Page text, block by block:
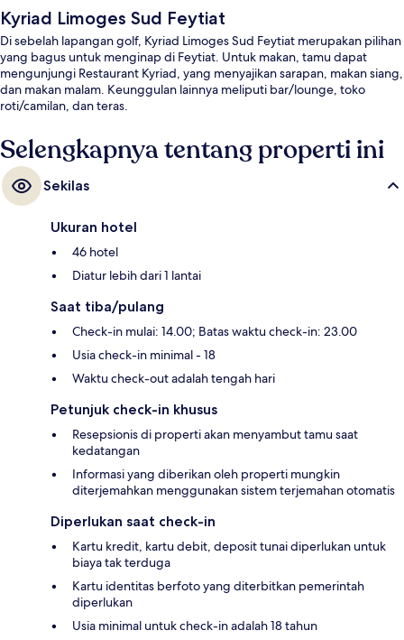
Kyriad Limoges Sud Feytiat
Di sebelah lapangan golf, Kyriad Limoges Sud Feytiat merupakan pilihan
yang bagus untuk menginap di Feytiat. Untuk makan, tamu dapat
mengunjungi Restaurant Kyriad, yang menyajikan sarapan, makan siang,
dan makan malam. Keunggulan lainnya meliputi bar/lounge, toko
roti/camilan, dan teras.
Selengkapnya tentang properti ini
Sekilas
Ukuran hotel
46 hotel
Diatur lebih dari 1 lantai
Saat tiba/pulang
Check-in mulai: 14.00; Batas waktu check-in: 23.00
Usia check-in minimal - 18
Waktu check-out adalah tengah hari
Petunjuk check-in khusus
Resepsionis di properti akan menyambut tamu saat
kedatangan
Informasi yang diberikan oleh properti mungkin
diterjemahkan menggunakan sistem terjemahan otomatis
Diperlukan saat check-in
Kartu kredit, kartu debit, deposit tunai diperlukan untuk
biaya tak terduga
Kartu identitas berfoto yang diterbitkan pemerintah
diperlukan
Usia minimal untuk check-in adalah 18 tahun